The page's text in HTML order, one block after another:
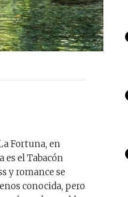
Fortuna, en
es el Tabacón
y romance se
conocida, pero